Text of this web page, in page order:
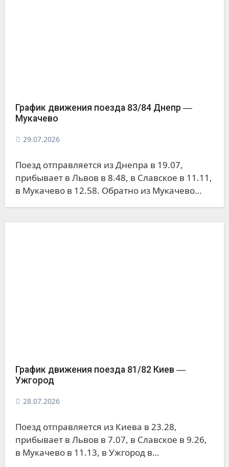
График движения поезда 83/84 Днепр ―
Мукачево
29.07.2026
Поезд отправляется из Днепра в 19.07,
прибывает в Львов в 8.48, в Славское в 11.11,
в Мукачево в 12.58. Обратно из Мукачево…
График движения поезда 81/82 Киев ―
Ужгород
28.07.2026
Поезд отправляется из Киева в 23.28,
прибывает в Львов в 7.07, в Славское в 9.26,
в Мукачево в 11.13, в Ужгород в…